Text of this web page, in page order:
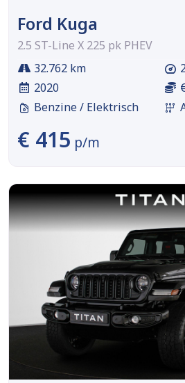
Ford Kuga
2.5 ST-Line X 225 pk PHEV
32.762 km
2020
Benzine / Elektrisch
€ 415 p/m